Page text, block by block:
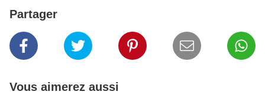
Partager
Vous aimerez aussi